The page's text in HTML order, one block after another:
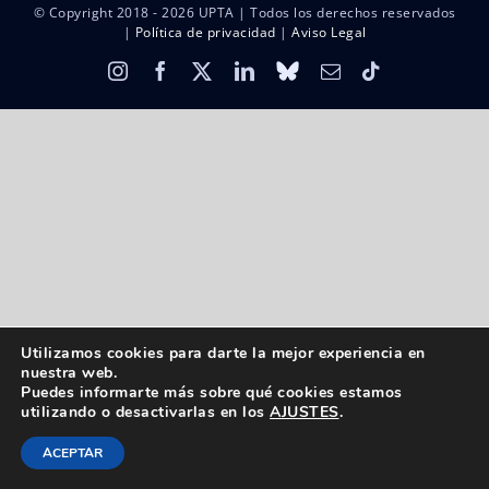
© Copyright 2018 - 2026 UPTA | Todos los derechos reservados
| Política de privacidad | Aviso Legal
InstagramFacebookLinkedIn
BlueskyCorreoTiktok
Utilizamos cookies para darte la mejor experiencia en
nuestra web.
Puedes informarte más sobre qué cookies estamos
utilizando o desactivarlas en los AJUSTES.
ACEPTAR